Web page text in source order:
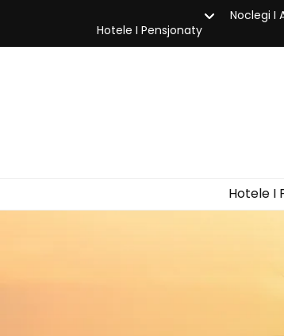
Hotele I Pensjonaty
Noclegi I
Hotele I